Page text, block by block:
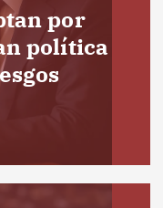
por
política